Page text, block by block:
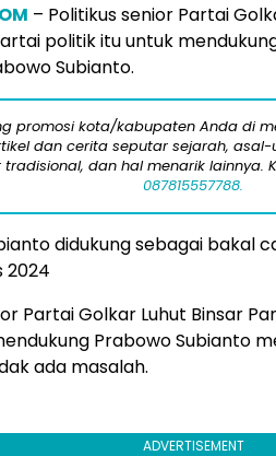
– Politikus senior Partai
politik itu untuk
Subianto.
promosi kota/kabupaten Anda di
dan cerita seputar sejarah,
tradisional, dan hal menarik lainnya.
087815557788.
didukung sebagai bakal
2024
Partai Golkar Luhut Binsar
Prabowo Subianto
ada masalah.
ADVERTISEMENT